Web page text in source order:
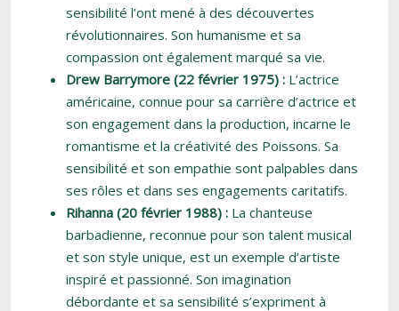
sensibilité l’ont mené à des découvertes
révolutionnaires. Son humanisme et sa
compassion ont également marqué sa vie.
Drew Barrymore (22 février 1975) : L’actrice
américaine, connue pour sa carrière d’actrice et
son engagement dans la production, incarne le
romantisme et la créativité des Poissons. Sa
sensibilité et son empathie sont palpables dans
ses rôles et dans ses engagements caritatifs.
Rihanna (20 février 1988) : La chanteuse
barbadienne, reconnue pour son talent musical
et son style unique, est un exemple d’artiste
inspiré et passionné. Son imagination
débordante et sa sensibilité s’expriment à